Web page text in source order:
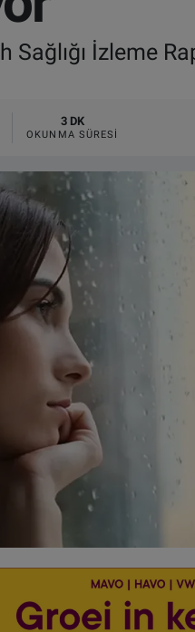
Sağlığı İzleme
3 DK
OKUNMA SÜRESI